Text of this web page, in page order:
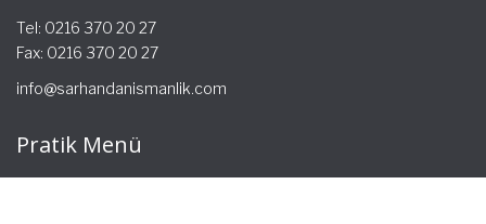
Tel: 0216 370 20 27
Fax: 0216 370 20 27
info@sarhandanismanlik.com
Pratik Menü